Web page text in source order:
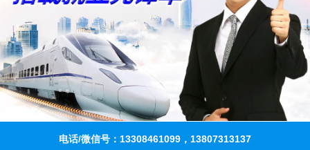
电话/微信号：13308461099，13807313137